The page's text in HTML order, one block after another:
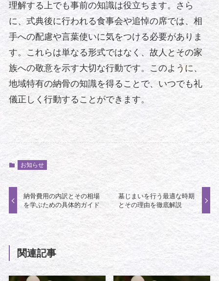
理解する上でも事前の知識は役立ちます。さら
に、式典後に行われる食事会や追悼の席では、相
手への配慮や言葉使いに気をつける必要がありま
す。これらは単なる形式ではなく、故人とその家
族への敬意を示す大切な行動です。このように、
地域特有の納骨の知識を得ることで、いつでも礼
儀正しく行動することができます。
お知らせ
納骨費用の内訳とその相場
を学ぶための具体的ガイド
墓じまいを行う最適な時期
とその理由を徹底解説
関連記事